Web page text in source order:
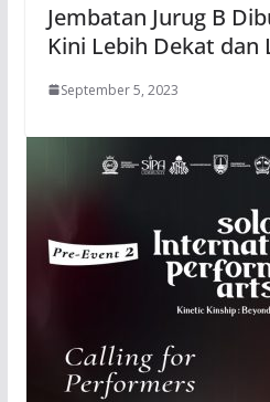
Jembatan Jurug B
Kini Lebih Dekat dan
September 5, 2023